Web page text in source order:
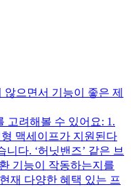
으면서 기능이 좋은 제
고려해볼 수 있어요: 1.
맥세이프가 지원된다
다. ‘허닛밴즈’ 같은 브
기능이 작동하는지를
재 다양한 혜택 있는 프